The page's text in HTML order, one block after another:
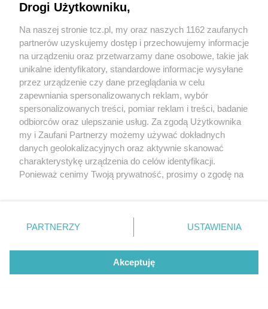
O FIRMIE POLITYKA PRYWATNOŚCI HOSTING
REKLAMA WSPÓŁPRACA RSS FACEBOOK KONTAKT
Nasze serwisy
Aktualności
Tcz24
Historia miasta
Muzyka i kultura
Archiwum wydarzeń
Zdjęcia miasta
Drogi Użytkowniku,
Na naszej stronie tcz.pl, my oraz naszych 1162 zaufanych
partnerów uzyskujemy dostęp i przechowujemy informacje
na urządzeniu oraz przetwarzamy dane osobowe, takie jak
unikalne identyfikatory, standardowe informacje wysyłane
przez urządzenie czy dane przeglądania w celu
zapewniania spersonalizowanych reklam, wybór
spersonalizowanych treści, pomiar reklam i treści, badanie
odbiorców oraz ulepszanie usług. Za zgodą Użytkownika
my i Zaufani Partnerzy możemy używać dokładnych
danych geolokalizacyjnych oraz aktywnie skanować
charakterystykę urządzenia do celów identyfikacji.
Ponieważ cenimy Twoją prywatność, prosimy o zgodę na
znajdujący się w lewym dolnym rogu strony
. Niektóre
przetwarzaniu. Preferencje będą miały zastosowania tylko
PARTNERZY USTAWIENIA
Akceptuję